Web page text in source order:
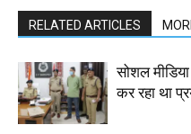
RELATED ARTICLES
सोशल
कर रहा था